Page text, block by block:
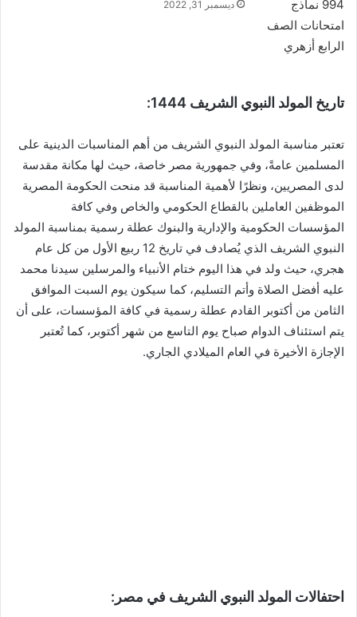
ديسمبر 31, 2022
تاريخ المولد النبوي الشريف 1444:
تعتبر مناسبة المولد النبوي الشريف من أهم المناسبات الدينية على
المسلمين عامةً، وفي جمهورية مصر خاصة، حيث لها مكانة مقدسة
لدى المصريين، ونظرًا لأهمية المناسبة قد منحت الحكومة المصرية
الموظفين العاملين بالقطاع الحكومي والخاص وفي كافة
المؤسسات الحكومية والإدارية والبنوك عطلة رسمية بمناسبة المولد
النبوي الشريف الذي يُصادف في تاريخ 12 ربيع الأول من كل عام
هجري، حيث ولد في هذا اليوم ختام الأنبياء والمرسلين سيدنا محمد
عليه أفضل الصلاة وأتم التسليم، كما سيكون يوم السبت الموافق
الثامن من أكتوبر القادم عطلة رسمية في كافة المؤسسات، على أن
يتم استئناف الدوام صباح يوم التاسع من شهر أكتوبر، كما تُعتبر
الإجازة الأخيرة في العام الميلادي الجاري.
احتفالات المولد النبوي الشريف في مصر: